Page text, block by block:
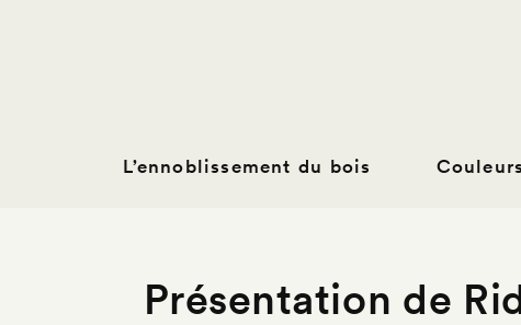
L’ennoblissement du bois Couleurs
Présentation de